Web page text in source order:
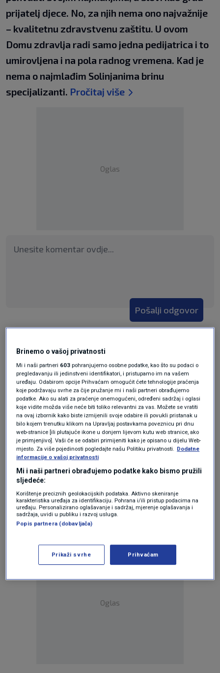
prijatelj djece. No, za njih nema ono najvažnije
– kvalitetnu zdravstvenu zaštitu. U ovom
Domu zdravlja radi samo jedna pedijatrica i to
umirovljena i na pola radnog vremena. Kad je
nema o najmlađim Solinjanima brinu
specijalizanti. Pročitaj više
Oglas
Pošalji odgovor
Pošalji
Oglas
Brinemo o vašoj privatnosti
Mi i naši partneri 603 pohranjujemo osobne podatke, kao što su podaci o
pregledavanju ili jedinstveni identifikatori, i pristupamo im na vašem
uređaju. Odabirom opcije Prihvaćam omogućit ćete tehnologije praćenja
koje podržavaju svrhe za čije pružanje mi i naši partneri obrađujemo
podatke. Ako su alati za praćenje onemogućeni, određeni sadržaj i oglasi
koje vidite možda više neće biti toliko relevantni za vas. Možete se vratiti
na ovaj izbornik kako biste izmijenili svoje odabire ili povukli pristanak u
bilo kojem trenutku klikom na Upravljaj postavkama poveznicu pri dnu
web-stranice [ili plutajuće ikone u donjem lijevom kutu web stranice, ako
je primjenjivo]. Vaši će se odabiri primijeniti kako je opisano u dijelu Web-
mjesto. Za više pojedinosti pogledajte našu Politiku privatnosti. Dodatne
informacije o vašoj privatnosti
Mi i naši partneri obrađujemo podatke kako bismo pružili
sljedeće:
Korištenje preciznih geolokacijskih podataka. Aktivno skeniranje
karakteristika uređaja za identifikaciju. Pohrana i/ili pristup podacima na
uređaju. Personalizirano oglašavanje i sadržaj, mjerenje oglašavanja i
sadržaja, uvidi u publiku i razvoj usluga.
Popis partnera (dobavljača)
Prikaži svrhe Prihvaćam